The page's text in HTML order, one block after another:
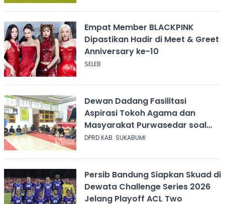
Empat Member BLACKPINK
Dipastikan Hadir di Meet & Greet
Anniversary ke-10
SELEB
Dewan Dadang Fasilitasi
Aspirasi Tokoh Agama dan
Masyarakat Purwasedar soal
Penolakan Konser Reggae
DPRD KAB. SUKABUMI
Persib Bandung Siapkan Skuad di
Dewata Challenge Series 2026
Jelang Playoff ACL Two